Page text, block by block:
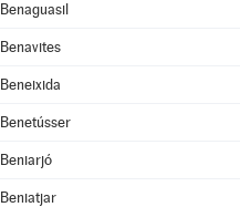
Benaguasil
Benavites
Beneixida
Benetússer
Beniarjó
Beniatjar